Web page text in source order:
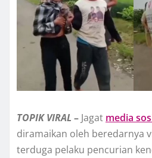
TOPIK VIRAL – Jagat media
diramaikan oleh beredarnya
terduga pelaku pencurian